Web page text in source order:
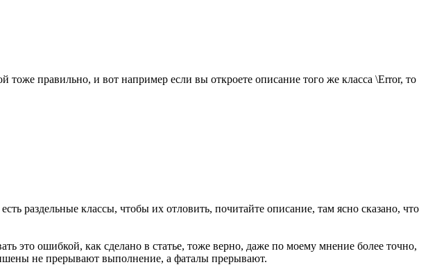
правильно, и вот например если вы откроете описание того же класса \Error, то
раздельные классы, чтобы их отловить, почитайте описание, там ясно сказано, что
это ошибкой, как сделано в статье, тоже верно, даже по моему мнение более точно,
не прерывают выполнение, а фаталы прерывают.